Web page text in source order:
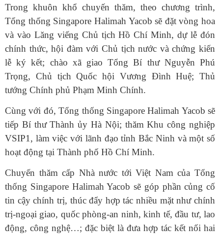
Trong khuôn khổ chuyến thăm, theo chương trình,
Tổng thống Singapore Halimah Yacob sẽ đặt vòng hoa
và vào Lăng viếng Chủ tịch Hồ Chí Minh, dự lễ đón
chính thức, hội đàm với Chủ tịch nước và chứng kiến
lễ ký kết; chào xã giao Tổng Bí thư Nguyễn Phú
Trọng, Chủ tịch Quốc hội Vương Đình Huệ; Thủ
tướng Chính phủ Phạm Minh Chính.
Cùng với đó, Tổng thống Singapore Halimah Yacob sẽ
tiếp Bí thư Thành ủy Hà Nội; thăm Khu công nghiệp
VSIP1, làm việc với lãnh đạo tỉnh Bắc Ninh và một số
hoạt động tại Thành phố Hồ Chí Minh.
Chuyến thăm cấp Nhà nước tới Việt Nam của Tổng
thống Singapore Halimah Yacob sẽ góp phần củng cố
tin cậy chính trị, thúc đẩy hợp tác nhiều mặt như chính
trị-ngoại giao, quốc phòng-an ninh, kinh tế, đầu tư, lao
động, công nghệ…; đặc biệt là đưa hợp tác kết nối hai